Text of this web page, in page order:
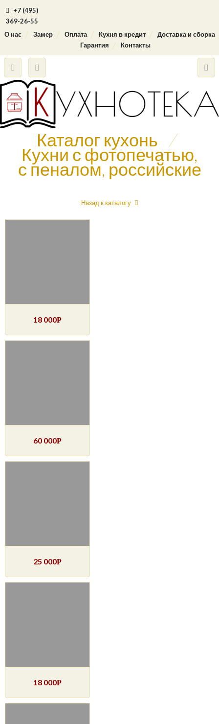
+7 (495)
369-26-55
О нас
Замер Оплата Кухня в кредит
Доставка и сборка
Гарантия
Контакты
Каталог кухонь /
Кухни с фотопечатью,
с пеналом, российские
Назад к каталогу
18 000Р
60 000Р
25 000Р
18 000Р